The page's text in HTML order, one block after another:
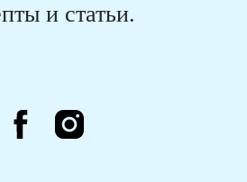
и статьи.